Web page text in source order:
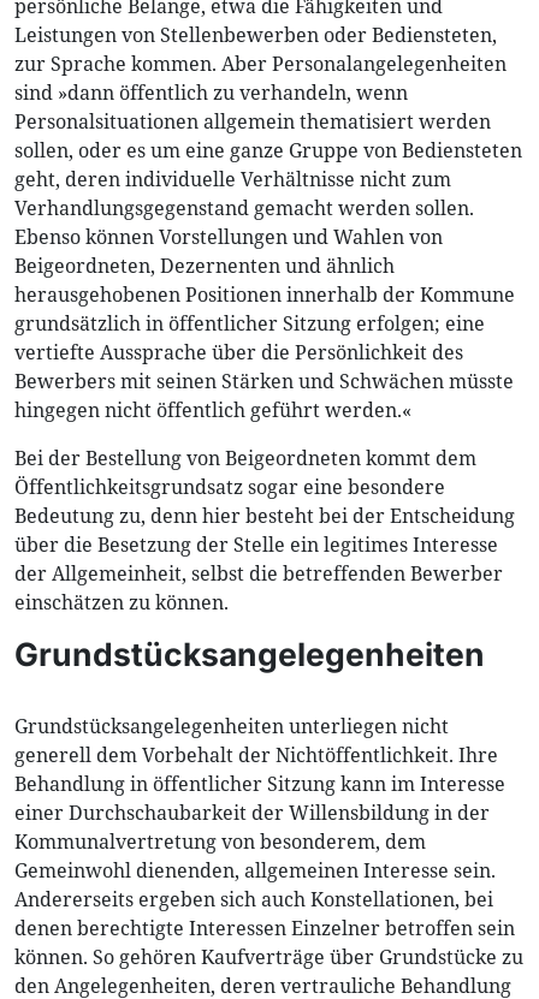
persönliche Belange, etwa die Fähigkeiten und
Leistungen von Stellenbewerben oder Bediensteten,
zur Sprache kommen. Aber Personalangelegenheiten
sind »dann öffentlich zu verhandeln, wenn
Personalsituationen allgemein thematisiert werden
sollen, oder es um eine ganze Gruppe von Bediensteten
geht, deren individuelle Verhältnisse nicht zum
Verhandlungsgegenstand gemacht werden sollen.
Ebenso können Vorstellungen und Wahlen von
Beigeordneten, Dezernenten und ähnlich
herausgehobenen Positionen innerhalb der Kommune
grundsätzlich in öffentlicher Sitzung erfolgen; eine
vertiefte Aussprache über die Persönlichkeit des
Bewerbers mit seinen Stärken und Schwächen müsste
hingegen nicht öffentlich geführt werden.«
Bei der Bestellung von Beigeordneten kommt dem
Öffentlichkeitsgrundsatz sogar eine besondere
Bedeutung zu, denn hier besteht bei der Entscheidung
über die Besetzung der Stelle ein legitimes Interesse
der Allgemeinheit, selbst die betreffenden Bewerber
einschätzen zu können.
Grundstücksangelegenheiten
Grundstücksangelegenheiten unterliegen nicht
generell dem Vorbehalt der Nichtöffentlichkeit. Ihre
Behandlung in öffentlicher Sitzung kann im Interesse
einer Durchschaubarkeit der Willensbildung in der
Kommunalvertretung von besonderem, dem
Gemeinwohl dienenden, allgemeinen Interesse sein.
Andererseits ergeben sich auch Konstellationen, bei
denen berechtigte Interessen Einzelner betroffen sein
können. So gehören Kaufverträge über Grundstücke zu
den Angelegenheiten, deren vertrauliche Behandlung